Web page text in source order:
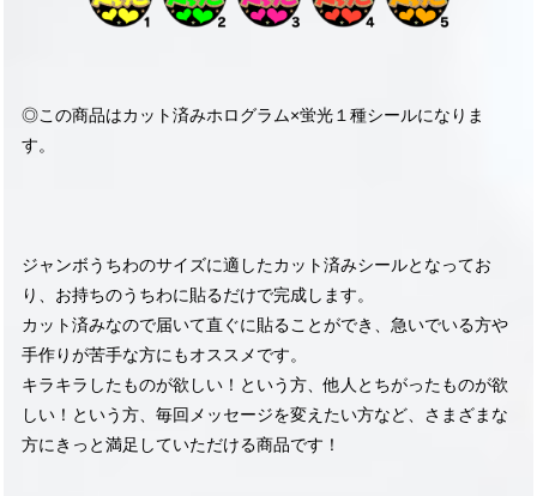
◎この商品はカット済みホログラム×蛍光１種シールになりま
す。
ジャンボうちわのサイズに適したカット済みシールとなってお
り、お持ちのうちわに貼るだけで完成します。
カット済みなので届いて直ぐに貼ることができ、急いでいる方や
手作りが苦手な方にもオススメです。
キラキラしたものが欲しい！という方、他人とちがったものが欲
しい！という方、毎回メッセージを変えたい方など、さまざまな
方にきっと満足していただける商品です！